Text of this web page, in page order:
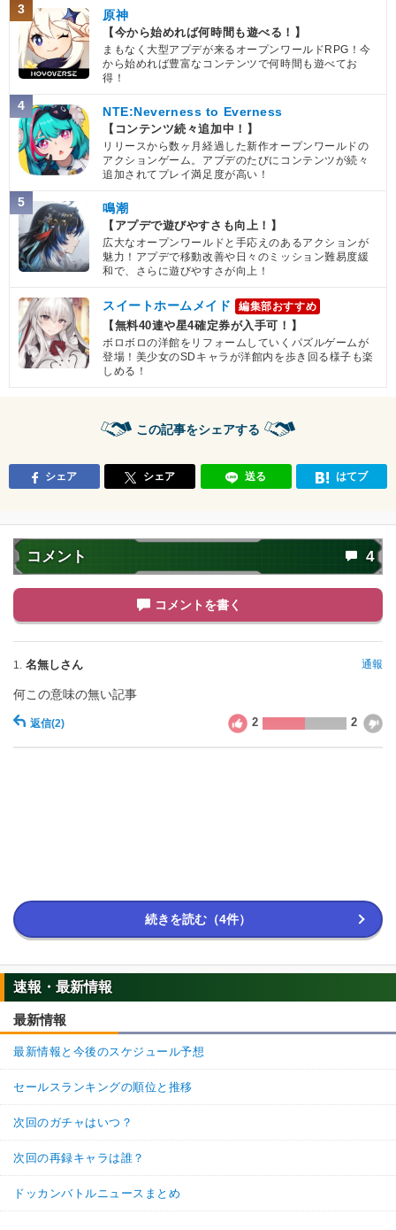
3 原神
【今から始めれば何時間も遊べる！】
まもなく大型アプデが来るオープンワールドRPG！今
から始めれば豊富なコンテンツで何時間も遊べてお
得！
4 NTE:Neverness to Everness
【コンテンツ続々追加中！】
リリースから数ヶ月経過した新作オープンワールドの
アクションゲーム。アプデのたびにコンテンツが続々
追加されてプレイ満足度が高い！
5 鳴潮
【アプデで遊びやすさも向上！】
広大なオープンワールドと手応えのあるアクションが
魅力！アプデで移動改善や日々のミッション難易度緩
和で、さらに遊びやすさが向上！
スイートホームメイド 編集部おすすめ
【無料40連や星4確定券が入手可！】
ボロボロの洋館をリフォームしていくパズルゲームが
登場！美少女のSDキャラが洋館内を歩き回る様子も楽
しめる！
この記事をシェアする
シェア シェア 送る はてブ
コメント 4
コメントを書く
1. 名無しさん 通報
何この意味の無い記事
返信(2) 2 2
続きを読む（4件）
速報・最新情報
最新情報
最新情報と今後のスケジュール予想
セールスランキングの順位と推移
次回のガチャはいつ？
次回の再録キャラは誰？
ドッカンバトルニュースまとめ